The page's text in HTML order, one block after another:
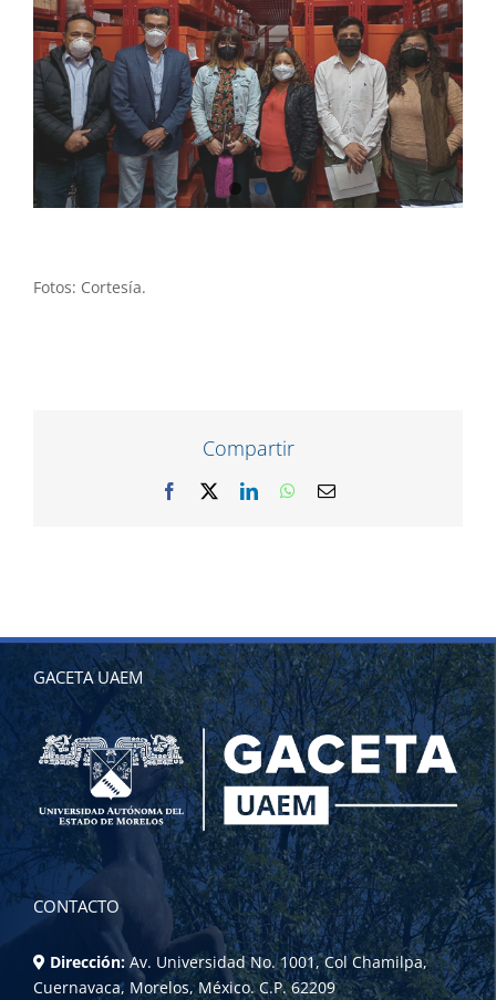
Fotos: Cortesía.
Compartir
Facebook LinkedInWhatsApp
Correo
GACETA UAEM
CONTACTO
Dirección: Av. Universidad No. 1001, Col Chamilpa,
Cuernavaca, Morelos, México. C.P. 62209